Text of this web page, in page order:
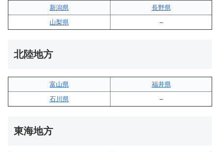
新潟県
長野県
山梨県
–
北陸地方
富山県
福井県
石川県
–
東海地方